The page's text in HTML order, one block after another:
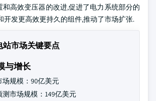
高效变压器的改进,促进了电力系统部分的
开发更高效更持久的组件,推动了市场扩张.
市场关键要点
与增长
场规模：90亿美元
测市场规模：149亿美元